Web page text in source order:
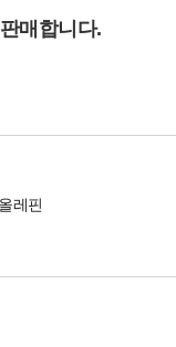
매합니다.
레핀